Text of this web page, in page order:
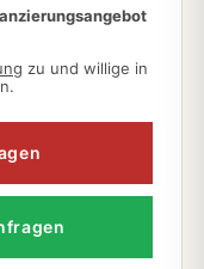
zu und willige in